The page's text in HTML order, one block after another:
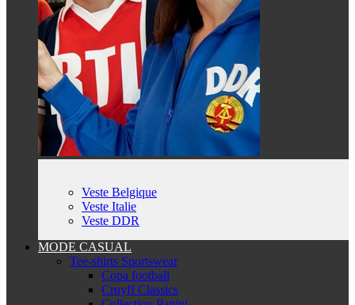
Veste Belgique
Veste Italie
Veste DDR
MODE CASUAL
Tee-shirts Sportswear
Copa football
Cruyff Classics